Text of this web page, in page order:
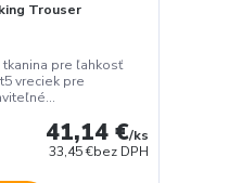
Trouser
pre ľahkosť
vreciek pre
41,14 €/ks
33,45 €bez DPH